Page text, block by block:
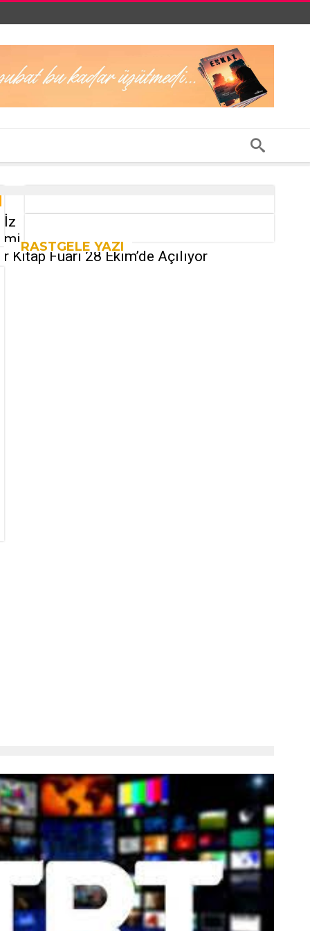
RASTGELE YAZI
İz
mi
r Kitap Fuarı 28 Ekim’de Açılıyor